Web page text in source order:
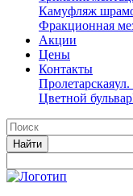
Камуфляж
Фракционная
Акции
Цены
Контакты
Пролетарскаяул.
Цветной бульвар